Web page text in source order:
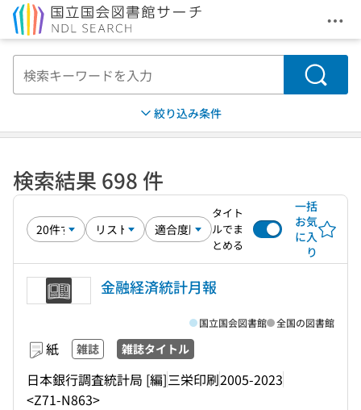
メ
検索
絞り込み条件
検索結果 698 件
タイト
ルでま
とめる
一括
お気
に入
り
金融経済統計月報
紙 雑誌 雑誌タイトル
日本銀行調査統計局 [編]三栄印刷2005-2023
<Z71-N863>
国立国会図書館 全国の図書館